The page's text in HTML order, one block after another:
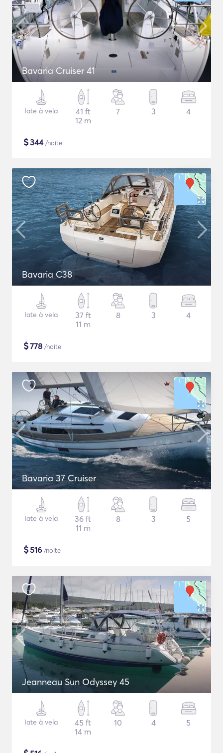
Bavaria Cruiser 41
Iate à vela
41 ft
12 m
7 3 4
$344/noite
Bavaria C38
Iate à vela
37 ft
11 m
8 3 4
$778 /noite
Bavaria 37 Cruiser
Iate à vela
36 ft
11 m
8 3 5
$516 /noite
Jeanneau Sun Odyssey 45
Iate à vela
45 ft
14 m
10 4 5